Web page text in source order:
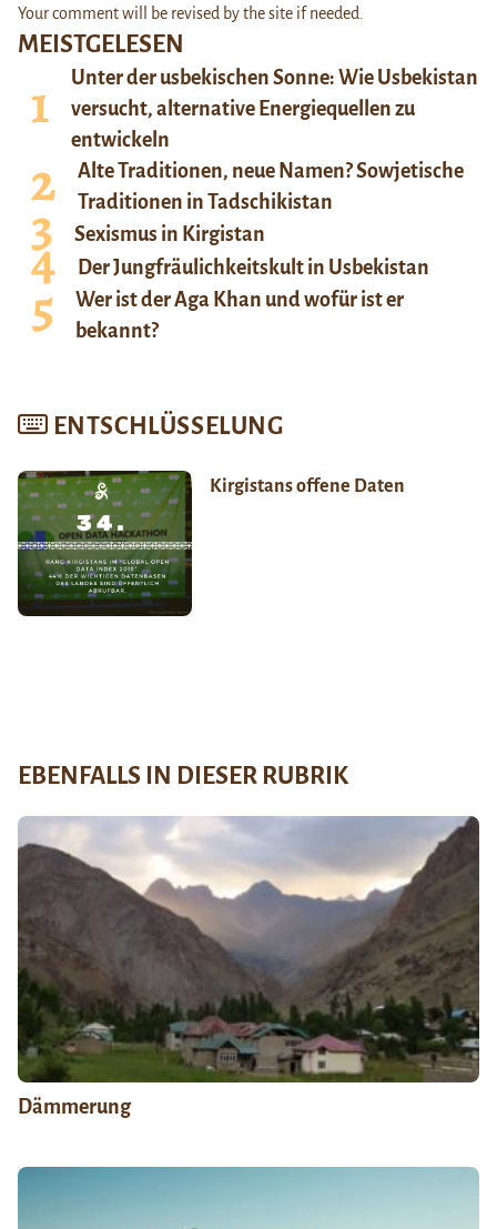
MEISTGELESEN
Unter der usbekischen Sonne: Wie Usbekistan
versucht, alternative Energiequellen zu
entwickeln
Alte Traditionen, neue Namen? Sowjetische
Traditionen in Tadschikistan
Sexismus in Kirgistan
Der Jungfräulichkeitskult in Usbekistan
Wer ist der Aga Khan und wofür ist er
bekannt?
ENTSCHLÜSSELUNG
Kirgistans offene Daten
Your comment will be revised by the site if needed.
EBENFALLS IN DIESER RUBRIK
Dämmerung